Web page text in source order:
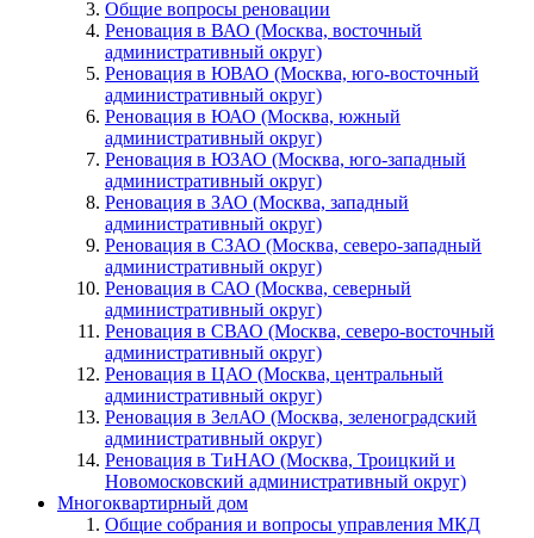
Общие вопросы реновации
Реновация в ВАО (Москва, восточный
административный округ)
Реновация в ЮВАО (Москва, юго-восточный
административный округ)
Реновация в ЮАО (Москва, южный
административный округ)
Реновация в ЮЗАО (Москва, юго-западный
административный округ)
Реновация в ЗАО (Москва, западный
административный округ)
Реновация в СЗАО (Москва, северо-западный
административный округ)
Реновация в САО (Москва, северный
административный округ)
Реновация в СВАО (Москва, северо-восточный
административный округ)
Реновация в ЦАО (Москва, центральный
административный округ)
Реновация в ЗелАО (Москва, зеленоградский
административный округ)
Реновация в ТиНАО (Москва, Троицкий и
Новомосковский административный округ)
Многоквартирный дом
Общие собрания и вопросы управления МКД